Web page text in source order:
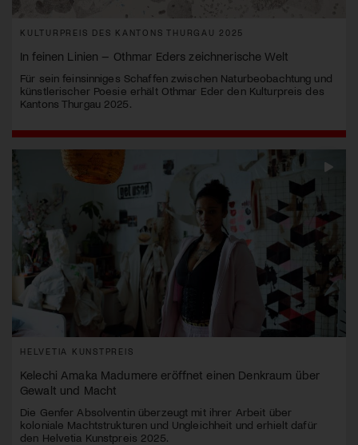
KULTURPREIS DES KANTONS THURGAU 2025
In feinen Linien – Othmar Eders zeichnerische Welt
Für sein feinsinniges Schaffen zwischen Naturbeobachtung und
künstlerischer Poesie erhält Othmar Eder den Kulturpreis des
Kantons Thurgau 2025.
HELVETIA KUNSTPREIS
Kelechi Amaka Madumere eröffnet einen Denkraum über
Gewalt und Macht
Die Genfer Absolventin überzeugt mit ihrer Arbeit über
koloniale Machtstrukturen und Ungleichheit und erhielt dafür
den Helvetia Kunstpreis 2025.